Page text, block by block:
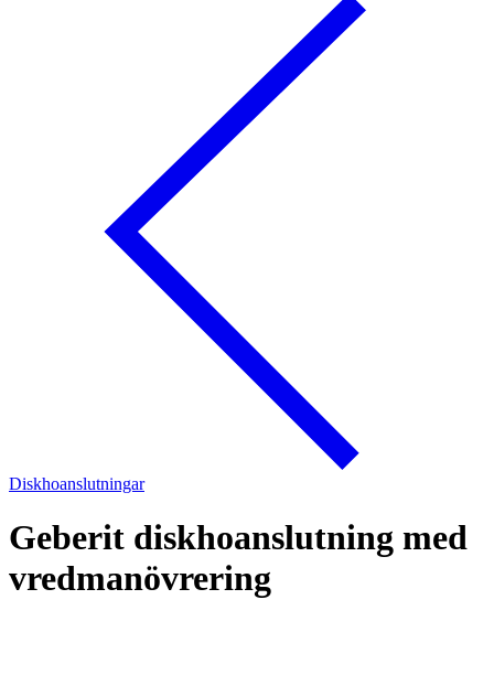
Diskhoanslutningar
Geberit diskhoanslutning med
vredmanövrering